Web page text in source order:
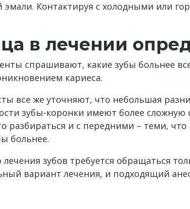
эмали. Контактируя с холодными или
в лечении
спрашивают, какие зубы больнее
кариеса.
все же уточняют, что небольшая
зубы-коронки имеют более
разбираться и с передними – теми,
больнее.
зубов требуется обращаться
вариант лечения, и подходящий